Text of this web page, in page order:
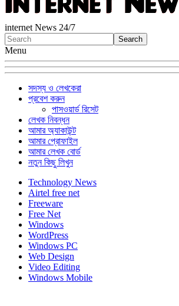
internet News 24/7
Menu
সদস্য ও লেখকেরা
প্রবেশ করুন
পাসওয়ার্ড রিসেট
লেখক নিবন্ধন
আমার অ্যাকাউন্ট
আমার প্রোফাইল
আমার লেখক বোর্ড
নতুন কিছু লিখুন
Technology News
Airtel free net
Freeware
Free Net
Windows
WordPress
Windows PC
Web Design
Video Editing
Windows Mobile